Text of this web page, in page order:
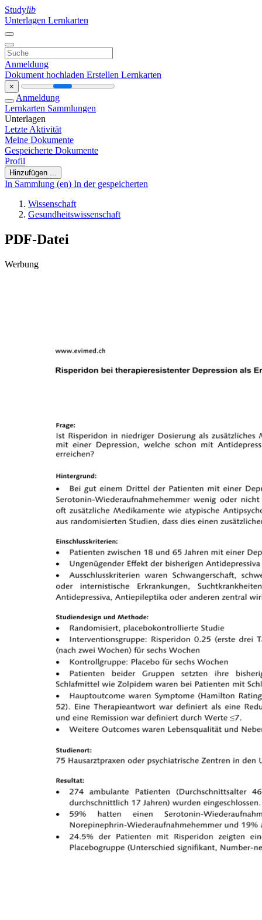
Studylib
Unterlagen Lernkarten
Anmeldung
Dokument hochladen Erstellen Lernkarten
×
Anmeldung
Lernkarten Sammlungen
Unterlagen
Letzte Aktivität
Meine Dokumente
Gespeicherte Dokumente
Profil
Hinzufügen ...
In Sammlung (en) In der gespeicherten
Wissenschaft
Gesundheitswissenschaft
PDF-Datei
Werbung